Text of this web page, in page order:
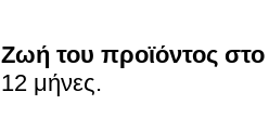
Ζωή του προϊόντος
12 μήνες.